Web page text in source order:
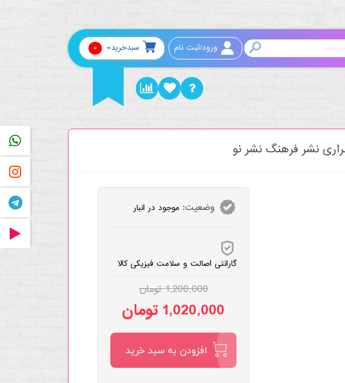
ورود/ثبت نام سبدخرید 0
نشر فرهنگ نشر نو
وضعیت: موجود در انبار
گارانتی اصالت و سلامت فیزیکی کالا
1,200,000 تومان
1,020,000 تومان
افزودن به سبد خرید